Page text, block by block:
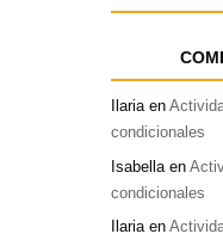
Ilariaen
condicionales
Isabella en
condicionales
Ilariaen